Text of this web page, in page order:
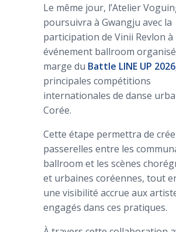
Le même jour, l’Atelier
poursuivra à Gwangju avec la
participation de Vinii Revlon à
événement ballroom
marge du Battle LINE UP 2026
principales compétitions
internationales de danse
Corée.
Cette étape permettra de
passerelles entre les
ballroom et les scènes
et urbaines coréennes, tout
une visibilité accrue aux
engagés dans ces pratiques.